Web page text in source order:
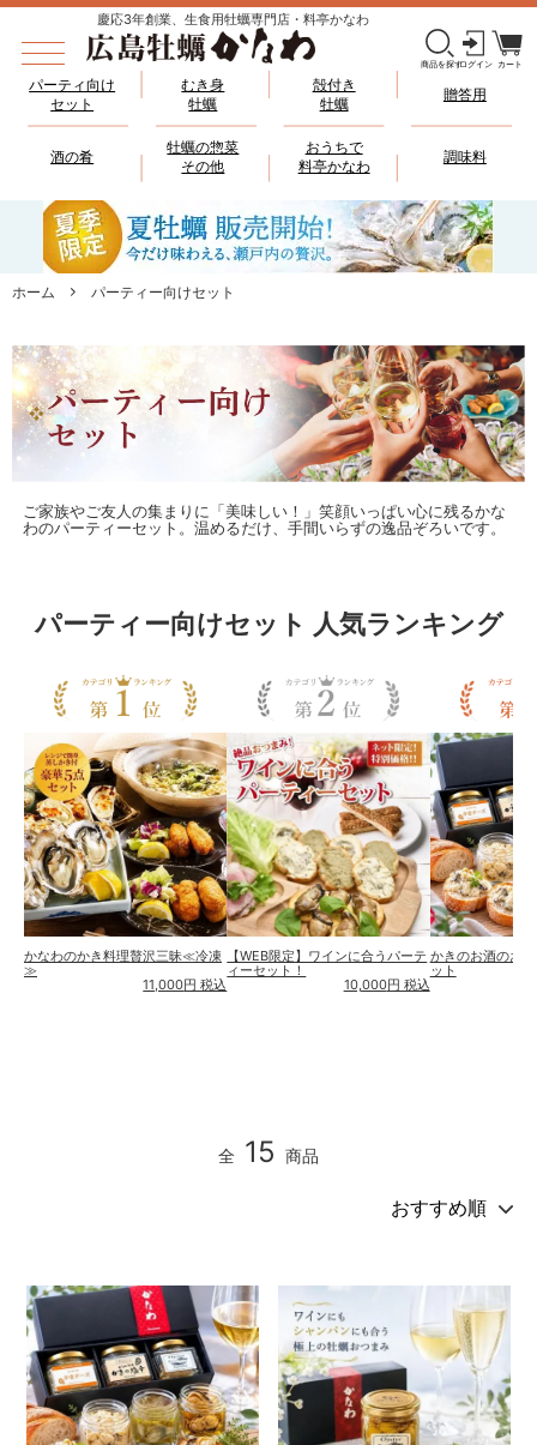
慶応3年創業、生食用牡蠣専門店・料亭かなわ
パーティ向け
セット
むき身
牡蠣
殻付き
牡蠣
贈答用
酒の肴
牡蠣の惣菜
その他
おうちで
料亭かなわ
調味料
ホーム パーティー向けセット
ご家族やご友人の集まりに「美味しい！」笑顔いっぱい心に残るかな
わのパーティーセット。温めるだけ、手間いらずの逸品ぞろいです。
パーティー向けセット 人気ランキング
かなわのかき料理贅沢三昧≪冷凍
≫
11,000円 税込
【WEB限定】ワインに合うパーテ
ィーセット！
10,000円 税込
かきのお酒のお
ット
全 15 商品